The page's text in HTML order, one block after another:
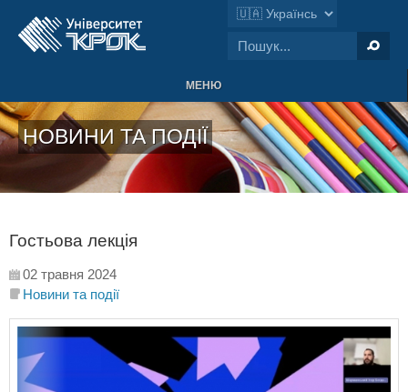
МЕНЮ
НОВИНИ ТА ПОДІЇ
Гостьова лекція
02 травня 2024
Новини та події